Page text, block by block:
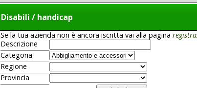
Disabili / handicap
Se la tua azienda non è ancora iscritta vai alla pagina
Descrizione
Categoria
Regione
Provincia